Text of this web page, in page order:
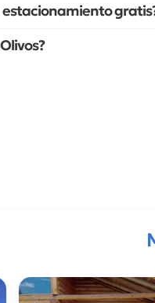
estacionamiento